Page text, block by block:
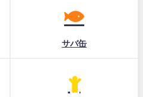
サバ缶